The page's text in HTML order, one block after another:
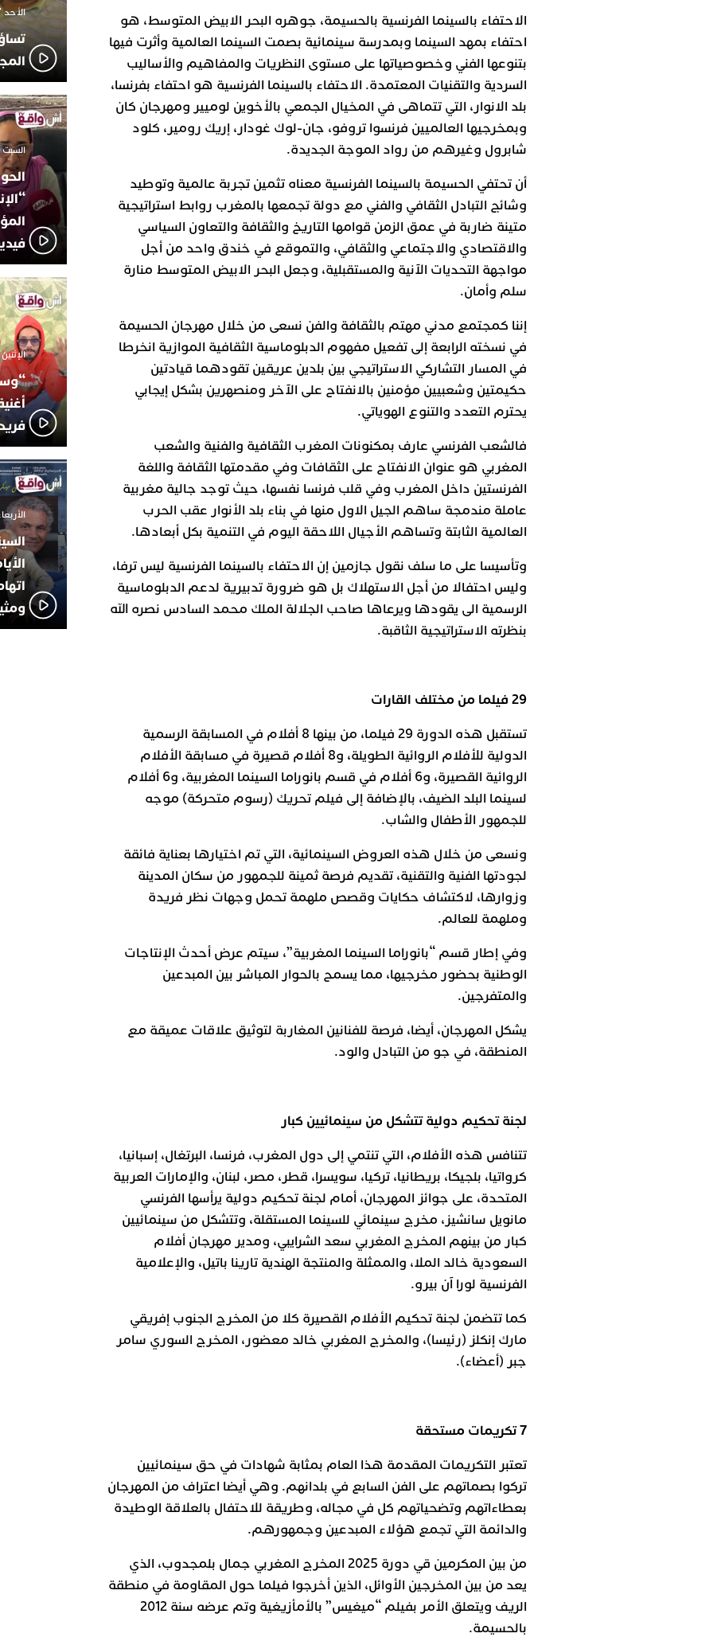
الاحتفاء بالسينما الفرنسية بالحسيمة، جوهره البحر الابيض المتوسط، هو
احتفاء بمهد السينما وبمدرسة سينمائية بصمت السينما العالمية وأثرت فيها
بتنوعها الفني وخصوصياتها على مستوى النظريات والمفاهيم والأساليب
السردية والتقنيات المعتمدة. الاحتفاء بالسينما الفرنسية هو احتفاء بفرنسا،
بلد الانوار، التي تتماهى في المخيال الجمعي بالأخوين لوميير ومهرجان كان
وبمخرجيها العالميين فرنسوا تروفو، جان-لوك غودار، إريك رومير، كلود
شابرول وغيرهم من رواد الموجة الجديدة.
أن تحتفي الحسيمة بالسينما الفرنسية معناه تثمين تجربة عالمية وتوطيد
وشائج التبادل الثقافي والفني مع دولة تجمعها بالمغرب روابط استراتيجية
متينة ضاربة في عمق الزمن قوامها التاريخ والثقافة والتعاون السياسي
والاقتصادي والاجتماعي والثقافي، والتموقع في خندق واحد من أجل
مواجهة التحديات الآنية والمستقبلية، وجعل البحر الابيض المتوسط منارة
سلم وأمان.
إننا كمجتمع مدني مهتم بالثقافة والفن نسعى من خلال مهرجان الحسيمة
في نسخته الرابعة إلى تفعيل مفهوم الدبلوماسية الثقافية الموازية انخرطا
في المسار التشاركي الاستراتيجي بين بلدين عريقين تقودهما قيادتين
حكيمتين وشعبيين مؤمنين بالانفتاح على الآخر ومنصهرين بشكل إيجابي
يحترم التعدد والتنوع الهوياتي.
فالشعب الفرنسي عارف بمكنونات المغرب الثقافية والفنية والشعب
المغربي هو عنوان الانفتاح على الثقافات وفي مقدمتها الثقافة واللغة
الفرنستين داخل المغرب وفي قلب فرنسا نفسها، حيث توجد جالية مغربية
عاملة مندمجة ساهم الجيل الاول منها في بناء بلد الأنوار عقب الحرب
العالمية الثابتة وتساهم الأجيال اللاحقة اليوم في التنمية بكل أبعادها.
وتأسيسا على ما سلف نقول جازمين إن الاحتفاء بالسينما الفرنسية ليس ترفا،
وليس احتفالا من أجل الاستهلاك بل هو ضرورة تدبيرية لدعم الدبلوماسية
الرسمية الى يقودها ويرعاها صاحب الجلالة الملك محمد السادس نصره الله
بنظرته الاستراتيجية الثاقبة.
29 فيلما من مختلف القارات
تستقبل هذه الدورة 29 فيلما، من بينها 8 أفلام في المسابقة الرسمية
الدولية للأفلام الروائية الطويلة، و8 أفلام قصيرة في مسابقة الأفلام
الروائية القصيرة، و6 أفلام في قسم بانوراما السينما المغربية، و6 أفلام
لسينما البلد الضيف، بالإضافة إلى فيلم تحريك (رسوم متحركة) موجه
للجمهور الأطفال والشاب.
ونسعى من خلال هذه العروض السينمائية، التي تم اختيارها بعناية فائقة
لجودتها الفنية والتقنية، تقديم فرصة ثمينة للجمهور من سكان المدينة
وزوارها، لاكتشاف حكايات وقصص ملهمة تحمل وجهات نظر فريدة
وملهمة للعالم.
وفي إطار قسم “بانوراما السينما المغربية”، سيتم عرض أحدث الإنتاجات
الوطنية بحضور مخرجيها، مما يسمح بالحوار المباشر بين المبدعين
والمتفرجين.
يشكل المهرجان، أيضا، فرصة للفنانين المغاربة لتوثيق علاقات عميقة مع
المنطقة، في جو من التبادل والود.
لجنة تحكيم دولية تتشكل من سينمائيين كبار
تتنافس هذه الأفلام، التي تنتمي إلى دول المغرب، فرنسا، البرتغال، إسبانيا،
كرواتيا، بلجيكا، بريطانيا، تركيا، سويسرا، قطر، مصر، لبنان، والإمارات العربية
المتحدة، على جوائز المهرجان، أمام لجنة تحكيم دولية يرأسها الفرنسي
مانويل سانشيز، مخرج سينمائي للسينما المستقلة، وتتشكل من سينمائيين
كبار من بينهم المخرج المغربي سعد الشرايبي، ومدير مهرجان أفلام
السعودية خالد الملا، والممثلة والمنتجة الهندية تارينا باتيل، والإعلامية
الفرنسية لورا آن بيرو.
كما تتضمن لجنة تحكيم الأفلام القصيرة كلا من المخرج الجنوب إفريقي
مارك إنكلز (رئيسا)، والمخرج المغربي خالد معضور، المخرج السوري سامر
جبر (أعضاء).
7 تكريمات مستحقة
تعتبر التكريمات المقدمة هذا العام بمثابة شهادات في حق سينمائيين
تركوا بصماتهم على الفن السابع في بلدانهم. وهي أيضا اعتراف من المهرجان
بعطاءاتهم وتضحياتهم كل في مجاله، وطريقة للاحتفال بالعلاقة الوطيدة
والدائمة التي تجمع هؤلاء المبدعين وجمهورهم.
من بين المكرمين قي دورة 2025 المخرج المغربي جمال بلمجدوب، الذي
يعد من بين المخرجين الأوائل، الذين أخرجوا فيلما حول المقاومة في منطقة
الريف ويتعلق الأمر بفيلم “ميغيس” بالأمأزيغية وتم عرضه سنة 2012
بالحسيمة.
الأحد 7 ديسمبر 2025 - 21:42
السبت 18 أكتوبر 2025 - 14:35
الإثنين 6 أكتوبر 2025 - 17:31
فريد
الأربعاء 24 سبتمبر 2025 -